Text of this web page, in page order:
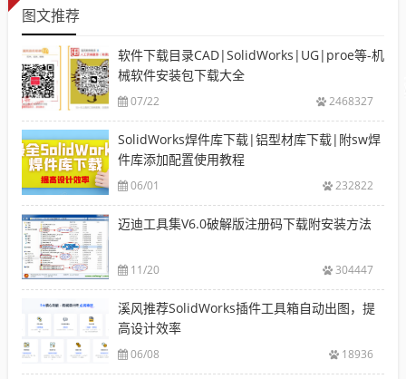
图文推荐
软件下载目录CAD|SolidWorks|UG|proe等-机
械软件安装包下载大全
07/22 2468327
SolidWorks焊件库下载|铝型材库下载|附sw焊
件库添加配置使用教程
06/01 232822
迈迪工具集V6.0破解版注册码下载附安装方法
11/20 304447
溪风推荐SolidWorks插件工具箱自动出图，提
高设计效率
06/08 18936